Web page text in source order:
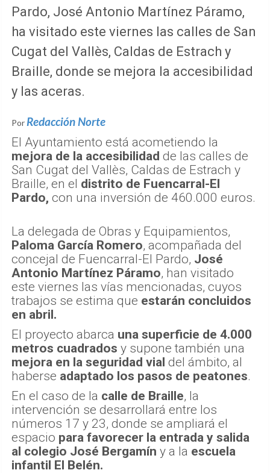
Pardo, José Antonio Martínez Páramo,
ha visitado este viernes las calles de San
Cugat del Vallès, Caldas de Estrach y
Braille, donde se mejora la accesibilidad
y las aceras.
Por Redacción Norte
El Ayuntamiento está acometiendo la
mejora de la accesibilidad de las calles de
San Cugat del Vallès, Caldas de Estrach y
Braille, en el distrito de Fuencarral-El
Pardo, con una inversión de 460.000 euros.
La delegada de Obras y Equipamientos,
Paloma García Romero, acompañada del
concejal de Fuencarral-El Pardo, José
Antonio Martínez Páramo, han visitado
este viernes las vías mencionadas, cuyos
trabajos se estima que estarán concluidos
en abril.
El proyecto abarca una superficie de 4.000
metros cuadrados y supone también una
mejora en la seguridad vial del ámbito, al
haberse adaptado los pasos de peatones.
En el caso de la calle de Braille, la
intervención se desarrollará entre los
números 17 y 23, donde se ampliará el
espacio para favorecer la entrada y salida
al colegio José Bergamín y a la escuela
infantil El Belén.